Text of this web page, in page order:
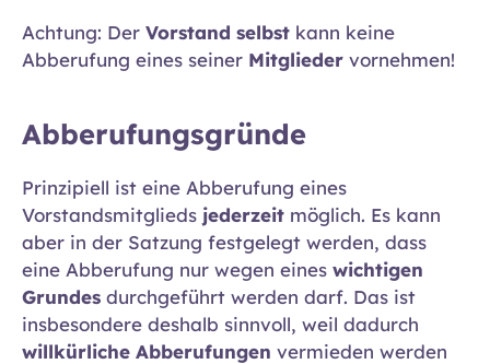
Achtung: Der Vorstand selbst kann keine
Abberufung eines seiner Mitglieder vornehmen!
Abberufungsgründe
Prinzipiell ist eine Abberufung eines
Vorstandsmitglieds jederzeit möglich. Es kann
aber in der Satzung festgelegt werden, dass
eine Abberufung nur wegen eines wichtigen
Grundes durchgeführt werden darf. Das ist
insbesondere deshalb sinnvoll, weil dadurch
willkürliche Abberufungen vermieden werden